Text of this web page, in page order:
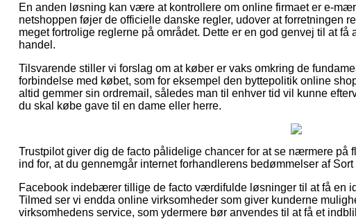
En anden løsning kan være at kontrollere om online firmaet er e-
netshoppen føjer de officielle danske regler, udover at forretningen
meget fortrolige reglerne på området. Dette er en god genvej til at
handel.
Tilsvarende stiller vi forslag om at køber er vaks omkring de
forbindelse med købet, som for eksempel den byttepolitik online
altid gemmer sin ordremail, således man til enhver tid vil kunne
du skal købe gave til en dame eller herre.
Trustpilot giver dig de facto pålidelige chancer for at se nærmere på
ind for, at du gennemgår internet forhandlerens bedømmelser af
Facebook indebærer tillige de facto værdifulde løsninger til at få en
Tilmed ser vi endda online virksomheder som giver kunderne
virksomhedens service, som ydermere bør anvendes til at få et